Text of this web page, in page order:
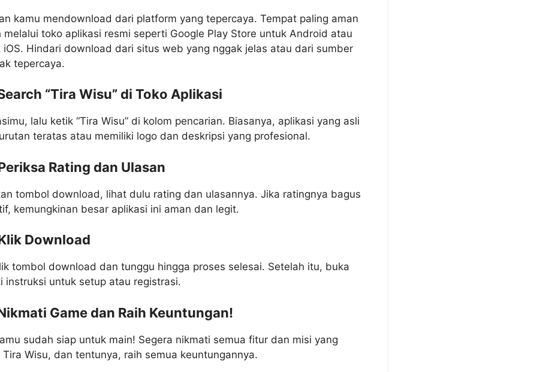
kamu mendownload dari platform yang tepercaya. Tempat paling aman
toko aplikasi resmi seperti Google Play Store untuk Android atau
iOS. Hindari download dari situs web yang nggak jelas atau dari sumber
tepercaya.
“Tira Wisu” di Toko Aplikasi
lalu ketik “Tira Wisu” di kolom pencarian. Biasanya, aplikasi yang asli
teratas atau memiliki logo dan deskripsi yang profesional.
Rating dan Ulasan
tombol download, lihat dulu rating dan ulasannya. Jika ratingnya bagus
kemungkinan besar aplikasi ini aman dan legit.
Download
tombol download dan tunggu hingga proses selesai. Setelah itu, buka
instruksi untuk setup atau registrasi.
Game dan Raih Keuntungan!
sudah siap untuk main! Segera nikmati semua fitur dan misi yang
Wisu, dan tentunya, raih semua keuntungannya.